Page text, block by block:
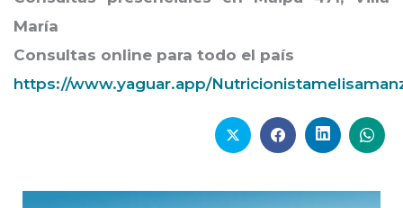
Consultas presenciales en Maipú 471, Villa
María
Consultas online para todo el país